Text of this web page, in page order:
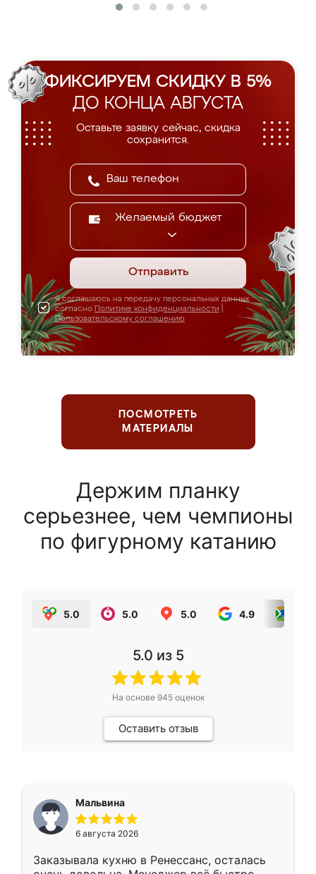
ФИКСИРУЕМ СКИДКУ В 5%
ДО КОНЦА АВГУСТА
Оставьте заявку сейчас, скидка
сохранится.
Желаемый бюджет
Отправить
Я соглашаюсь на передачу персональных данных
согласно Политике конфиденциальности
Пользовательскому соглашению
ПОСМОТРЕТЬ
МАТЕРИАЛЫ
Держим планку
серьезнее, чем чемпионы
по фигурному катанию
5.0 5.0 5.0 4.9
5.0 из 5
На основе 945оценок
Оставить отзыв
Мальвина
6 августа 2026
Заказывала кухню в Ренессанс, осталась